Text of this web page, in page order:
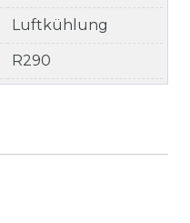
Luftkühlung
R290